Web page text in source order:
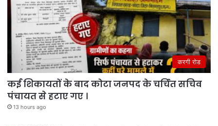
करगी रोड
कई शिकायतों के बाद कोटा जनपद के चर्चित सचिव
पंचायत से हटाए गए ।
13 hours ago